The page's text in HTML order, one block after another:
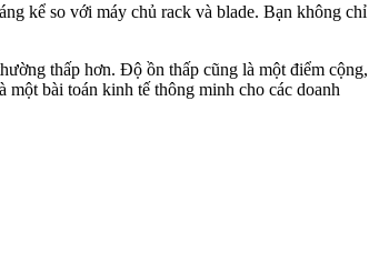
kể so với máy chủ rack và blade. Bạn không chỉ
thấp hơn. Độ ồn thấp cũng là một điểm cộng,
bài toán kinh tế thông minh cho các doanh